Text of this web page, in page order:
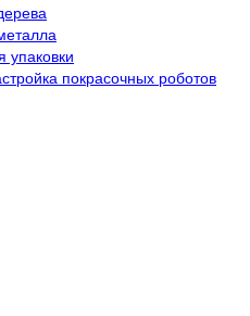
упаковки
покрасочных роботов